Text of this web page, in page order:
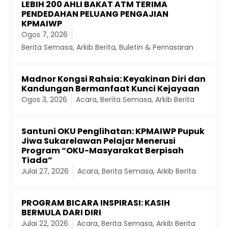
LEBIH 200 AHLI BAKAT ATM TERIMA
PENDEDAHAN PELUANG PENGAJIAN
KPMAIWP
Ogos 7, 2026
Berita Semasa, Arkib Berita, Buletin & Pemasaran
Madnor Kongsi Rahsia: Keyakinan Diri dan
Kandungan Bermanfaat Kunci Kejayaan
Ogos 3, 2026 Acara, Berita Semasa, Arkib Berita
Santuni OKU Penglihatan: KPMAIWP Pupuk
Jiwa Sukarelawan Pelajar Menerusi
Program “OKU-Masyarakat Berpisah
Tiada”
Julai 27, 2026 Acara, Berita Semasa, Arkib Berita
PROGRAM BICARA INSPIRASI: KASIH
BERMULA DARI DIRI
Julai 22, 2026 Acara, Berita Semasa, Arkib Berita